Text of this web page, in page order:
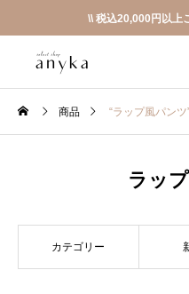
\\ 税込20,000円以上
商品 “ラップ風パン
ラッ
カテゴリー